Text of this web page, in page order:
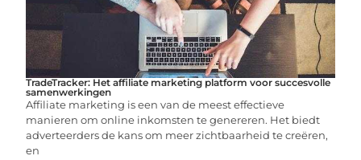
TradeTracker: Het affiliate marketing platform voor succesvolle
samenwerkingen
Affiliate marketing is een van de meest effectieve
manieren om online inkomsten te genereren. Het biedt
adverteerders de kans om meer zichtbaarheid te creëren,
en